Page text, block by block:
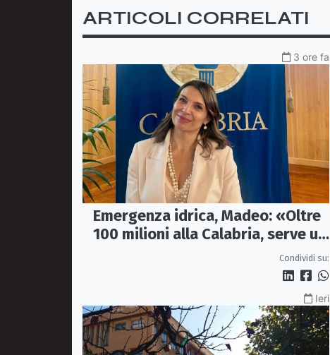
ARTICOLI CORRELATI
3 ore fa
Emergenza idrica, Madeo: «Oltre
100 milioni alla Calabria, serve un
Condividi su:
Ieri